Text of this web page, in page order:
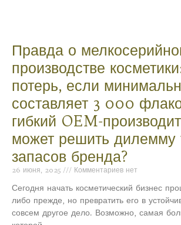
Правда о
производстве
потерь, если
составляет 3 000
гибкий OEM-
может решить дилемму
запасов бренда?
26 июня, 2025 Комментариев нет
Сегодня начать косметический бизнес
либо прежде, но превратить его в
совсем другое дело. Возможно, самая